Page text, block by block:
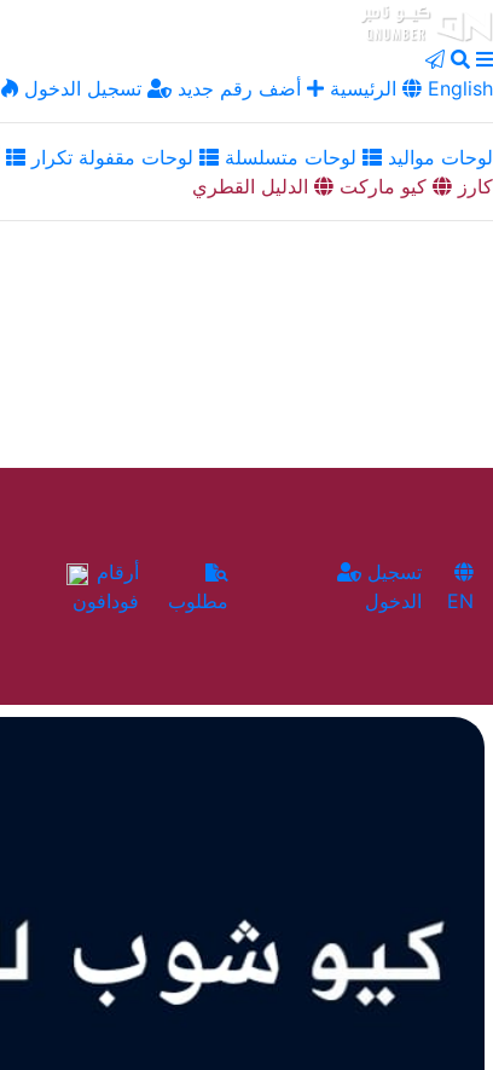
الرئيسية أضف رقم جديد تسجيل الدخول English
لوحات مواليد لوحات متسلسلة لوحات مقفولة تكرار
كارز
كيو ماركت الدليل القطري
فودافون
مطلوب
الدخول
EN